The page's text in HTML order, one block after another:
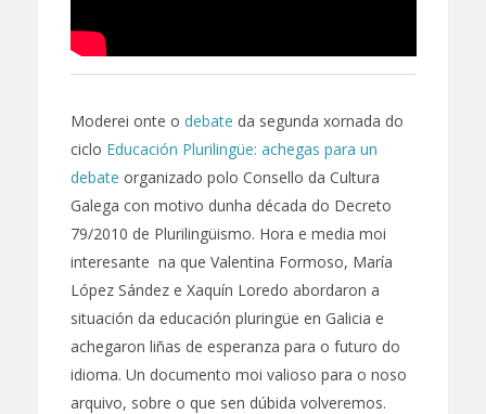
Moderei onte o debate da segunda xornada do
ciclo Educación Plurilingüe: achegas para un
debate organizado polo Consello da Cultura
Galega con motivo dunha década do Decreto
79/2010 de Plurilingüismo. Hora e media moi
interesante na que Valentina Formoso, María
López Sández e Xaquín Loredo abordaron a
situación da educación pluringüe en Galicia e
achegaron liñas de esperanza para o futuro do
idioma. Un documento moi valioso para o noso
arquivo, sobre o que sen dúbida volveremos.